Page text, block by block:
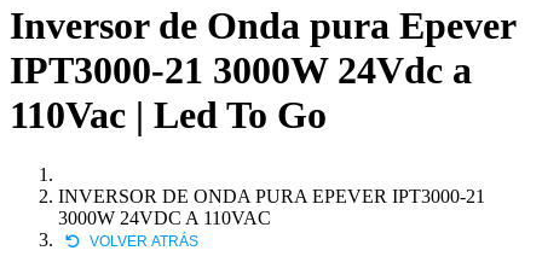
Inversor de Onda pura Epever
IPT3000-21 3000W 24Vdc a
110Vac | Led To Go
INVERSOR DE ONDA PURA EPEVER IPT3000-21
3000W 24VDC A 110VAC
VOLVER ATRÁS